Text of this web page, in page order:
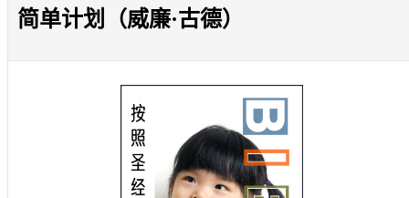
简单计划（威廉·古德）